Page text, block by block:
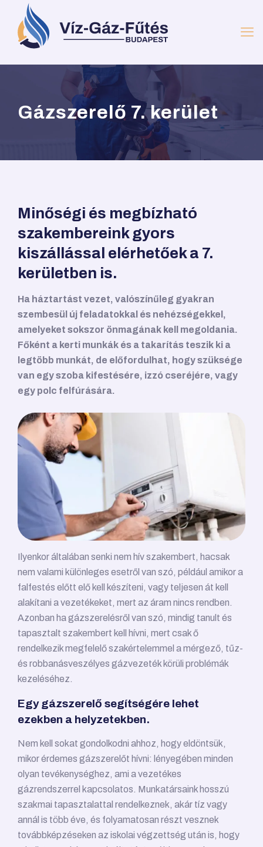
Gázszerelő 7. kerület
Minőségi és megbízható
szakembereink gyors
kiszállással elérhetőek a 7.
kerületben is.
Ha háztartást vezet, valószínűleg gyakran
szembesül új feladatokkal és nehézségekkel,
amelyeket sokszor önmagának kell megoldania.
Főként a kerti munkák és a takarítás teszik ki a
legtöbb munkát, de előfordulhat, hogy szüksége
van egy szoba kifestésére, izzó cseréjére, vagy
egy polc felfúrására.
Ilyenkor általában senki nem hív szakembert, hacsak
nem valami különleges esetről van szó, például amikor a
falfestés előtt elő kell készíteni, vagy teljesen át kell
alakítani a vezetékeket, mert az áram nincs rendben.
Azonban ha gázszerelésről van szó, mindig tanult és
tapasztalt szakembert kell hívni, mert csak ő
rendelkezik megfelelő szakértelemmel a mérgező, tűz-
és robbanásveszélyes gázvezeték körüli problémák
kezeléséhez.
Egy gázszerelő segítségére lehet
ezekben a helyzetekben.
Nem kell sokat gondolkodni ahhoz, hogy eldöntsük,
mikor érdemes gázszerelőt hívni: lényegében minden
olyan tevékenységhez, ami a vezetékes
gázrendszerrel kapcsolatos. Munkatársaink hosszú
szakmai tapasztalattal rendelkeznek, akár tíz vagy
annál is több éve, és folyamatosan részt vesznek
továbbképzéseken az iskolai végzettség után is, hogy